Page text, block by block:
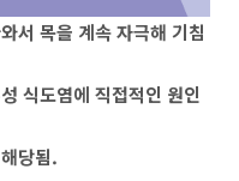
서 목을 계속 자극해 기침
식도염에 직접적인 원인
당됨.